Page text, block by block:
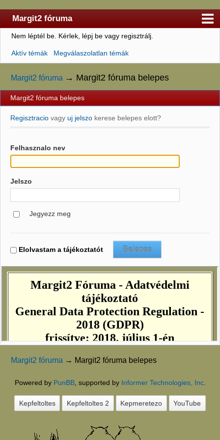
Margit2 fóruma
Kezdőlap
Felhasználólista
Szabályzat
Keresés
Regisztráció
Belépés
Nem léptél be. Kérlek, lépj be vagy regisztrálj.
Aktív témák Megválaszolatlan témák
Margit2 fóruma → Margit2 fóruma belepes
Margit2 fóruma belepes
Regisztracio vagyuj jelszo kerese belepes elott?
Felhasznalo nev
Jelszo
Jegyezz meg
Elolvastam a tájékoztatót
Margit2 fóruma → Margit2 fóruma belepes
Powered by PunBB, supported by Informer Technologies, Inc.